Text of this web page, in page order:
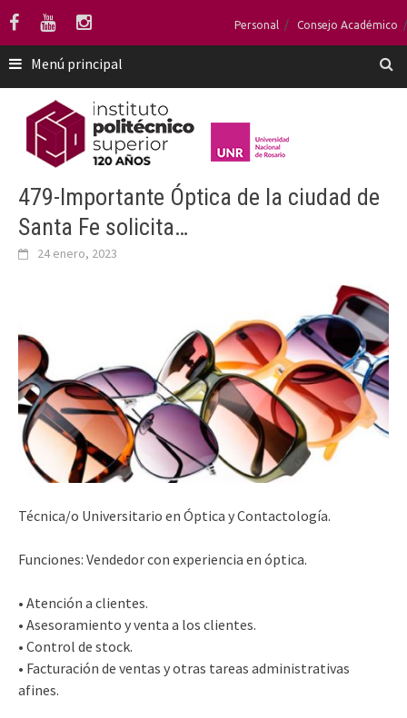
Saltar
contenido
Personal Consejo Académico
Menú principal
479-Importante Óptica de la ciudad de
Santa Fe solicita…
24 enero, 2023
Técnica/o Universitario en Óptica y Contactología.
Funciones: Vendedor con experiencia en óptica.
• Atención a clientes.
• Asesoramiento y venta a los clientes.
• Control de stock.
• Facturación de ventas y otras tareas administrativas
afines.